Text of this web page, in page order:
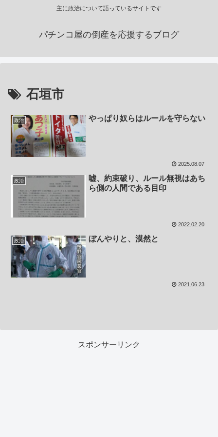
主に政治について語っているサイトです
パチンコ屋の倒産を応援するブログ
石垣市
政治 やっぱり奴らはルールを守らない
2025.08.07
政治
嘘、約束破り、ルール無視はあち
ら側の人間である目印
2022.02.20
政治 ぼんやりと、漠然と
2021.06.23
スポンサーリンク